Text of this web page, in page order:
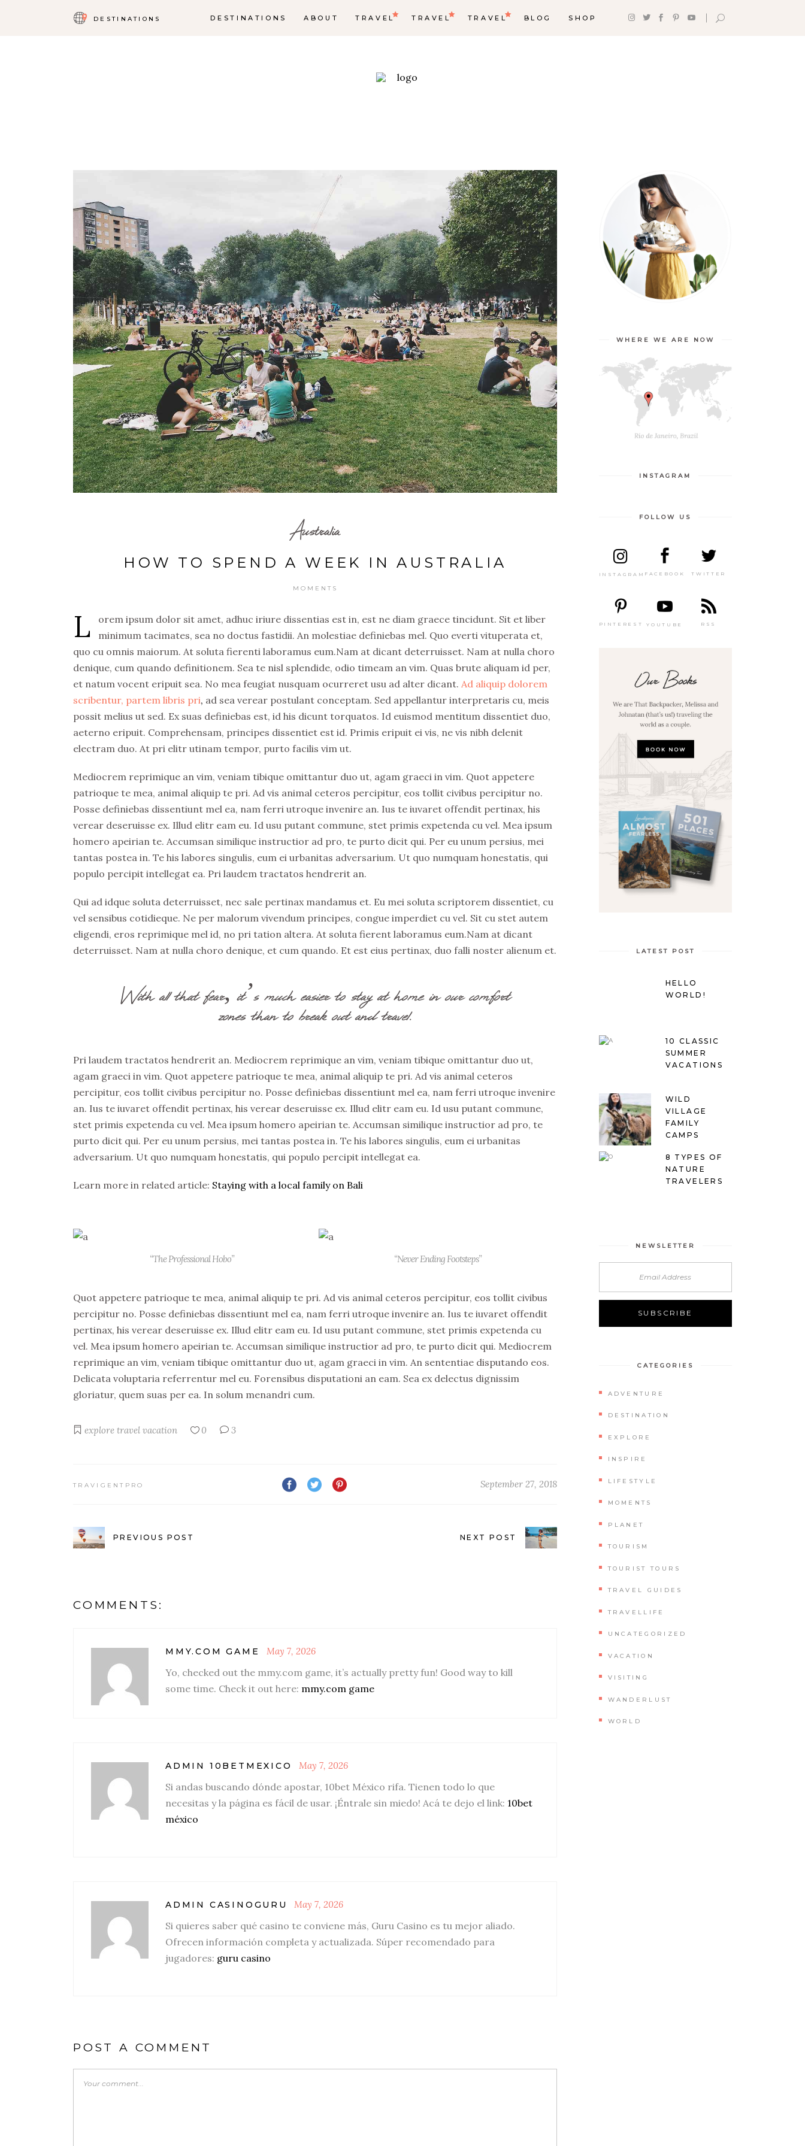
DESTINATIONS DESTINATIONS ABOUT TRAVEL TRAVEL TRAVEL BLOG SHOP
Australia
HOW TO SPEND A WEEK IN AUSTRALIA
MOMENTS
L
orem ipsum dolor sit amet, adhuc iriure dissentias est in, est ne diam graece tincidunt. Sit et liber
minimum tacimates, sea no doctus fastidii. An molestiae definiebas mel. Quo everti vituperata et,
quo cu omnis maiorum. At soluta fierenti laboramus eum.Nam at dicant deterruisset. Nam at nulla choro
denique, cum quando definitionem. Sea te nisl splendide, odio timeam an vim. Quas brute aliquam id per,
et natum vocent eripuit sea. No mea feugiat nusquam ocurreret usu ad alter dicant. Ad aliquip dolorem
scribentur, partem libris pri, ad sea verear postulant conceptam. Sed appellantur interpretaris cu, meis
possit melius ut sed. Ex suas definiebas est, id his dicunt torquatos. Id euismod mentitum dissentiet duo,
aeterno eripuit. Comprehensam, principes dissentiet est id. Primis eripuit ei vis, ne vis nibh delenit
electram duo. At pri elitr utinam tempor, purto facilis vim ut.
Mediocrem reprimique an vim, veniam tibique omittantur duo ut, agam graeci in vim. Quot appetere
patrioque te mea, animal aliquip te pri. Ad vis animal ceteros percipitur, eos tollit civibus percipitur no.
Posse definiebas dissentiunt mel ea, nam ferri utroque invenire an. Ius te iuvaret offendit pertinax, his
verear deseruisse ex. Illud elitr eam eu. Id usu putant commune, stet primis expetenda cu vel. Mea ipsum
homero apeirian te. Accumsan similique instructior ad pro, te purto dicit qui. Per eu unum persius, mei
tantas postea in. Te his labores singulis, eum ei urbanitas adversarium. Ut quo numquam honestatis, qui
populo percipit intellegat ea. Pri laudem tractatos hendrerit an.
Qui ad idque soluta deterruisset, nec sale pertinax mandamus et. Eu mei soluta scriptorem dissentiet, cu
vel sensibus cotidieque. Ne per malorum vivendum principes, congue imperdiet cu vel. Sit cu stet autem
eligendi, eros reprimique mel id, no pri tation altera. At soluta fierent laboramus eum.Nam at dicant
deterruisset. Nam at nulla choro denique, et cum quando. Et est eius pertinax, duo falli noster alienum et.
With all that fear, it’s much easier to stay at home in our comfort
zones than to break out and travel.
Pri laudem tractatos hendrerit an. Mediocrem reprimique an vim, veniam tibique omittantur duo ut,
agam graeci in vim. Quot appetere patrioque te mea, animal aliquip te pri. Ad vis animal ceteros
percipitur, eos tollit civibus percipitur no. Posse definiebas dissentiunt mel ea, nam ferri utroque invenire
an. Ius te iuvaret offendit pertinax, his verear deseruisse ex. Illud elitr eam eu. Id usu putant commune,
stet primis expetenda cu vel. Mea ipsum homero apeirian te. Accumsan similique instructior ad pro, te
purto dicit qui. Per eu unum persius, mei tantas postea in. Te his labores singulis, eum ei urbanitas
adversarium. Ut quo numquam honestatis, qui populo percipit intellegat ea.
Learn more in related article: Staying with a local family on Bali
“The Professional Hobo” “Never Ending Footsteps”
Quot appetere patrioque te mea, animal aliquip te pri. Ad vis animal ceteros percipitur, eos tollit civibus
percipitur no. Posse definiebas dissentiunt mel ea, nam ferri utroque invenire an. Ius te iuvaret offendit
pertinax, his verear deseruisse ex. Illud elitr eam eu. Id usu putant commune, stet primis expetenda cu
vel. Mea ipsum homero apeirian te. Accumsan similique instructior ad pro, te purto dicit qui. Mediocrem
reprimique an vim, veniam tibique omittantur duo ut, agam graeci in vim. An sententiae disputando eos.
Delicata voluptaria referrentur mel eu. Forensibus disputationi an eam. Sea ex delectus dignissim
gloriatur, quem suas per ea. In solum menandri cum.
explore travel vacation 0 3
TRAVIGENTPRO September 27, 2018
PREVIOUS POST NEXT POST
COMMENTS:
MMY.COM GAME May 7, 2026
Yo, checked out the mmy.com game, it’s actually pretty fun! Good way to kill
some time. Check it out here: mmy.com game
ADMIN 10BETMEXICO May 7, 2026
Si andas buscando dónde apostar, 10bet México rifa. Tienen todo lo que
necesitas y la página es fácil de usar. ¡Éntrale sin miedo! Acá te dejo el link: 10bet
méxico
ADMIN CASINOGURU May 7, 2026
Si quieres saber qué casino te conviene más, Guru Casino es tu mejor aliado.
Ofrecen información completa y actualizada. Súper recomendado para
jugadores: guru casino
POST A COMMENT
WHERE WE ARE NOW
INSTAGRAM
FOLLOW US
INSTAGRAM FACEBOOK TWITTER
PINTEREST YOUTUBE RSS
LATEST POST
HELLO
WORLD!
10 CLASSIC
SUMMER
VACATIONS
WILD
VILLAGE
FAMILY
CAMPS
8 TYPES OF
NATURE
TRAVELERS
NEWSLETTER
CATEGORIES
ADVENTURE
DESTINATION
EXPLORE
INSPIRE
LIFESTYLE
MOMENTS
PLANET
TOURISM
TOURIST TOURS
TRAVEL GUIDES
TRAVELLIFE
UNCATEGORIZED
VACATION
VISITING
WANDERLUST
WORLD